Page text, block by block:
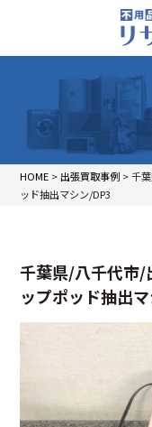
HOME > 出張買取事例 >千
ッド抽出マシン/DP3
千葉県/八千代市/
ップポッド抽出